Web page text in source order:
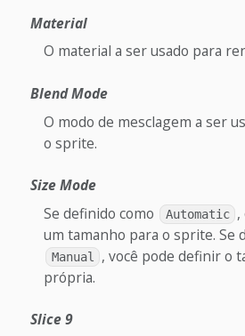
Material
O material a ser usado para
Blend Mode
O modo de mesclagem a ser
o sprite.
Size Mode
Se definido como
Automatic
um tamanho para o sprite. Se
Manual
, você pode definir o
própria.
Slice 9